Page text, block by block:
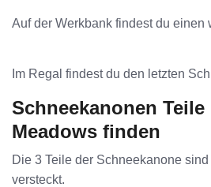
Auf der Werkbank findest du einen
Im Regal findest du den letzten
Schneekanonen
Meadows finden
Die 3 Teile der Schneekanone
versteckt.